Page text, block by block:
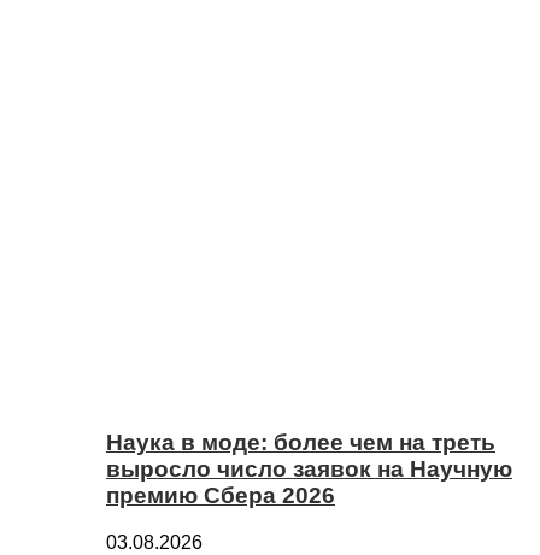
Наука в моде: более чем на треть
выросло число заявок на Научную
премию Сбера 2026
03.08.2026